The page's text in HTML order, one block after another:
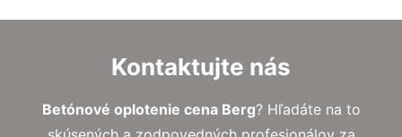
Kontaktujte nás
Betónové oplotenie cena Berg? Hľadáte na to